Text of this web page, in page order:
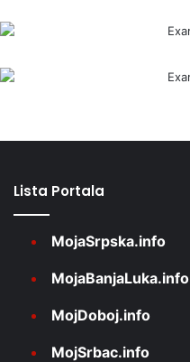
Lista Portala
MojaSrpska.info
MojaBanjaLuka.info
MojDoboj.info
MojSrbac.info